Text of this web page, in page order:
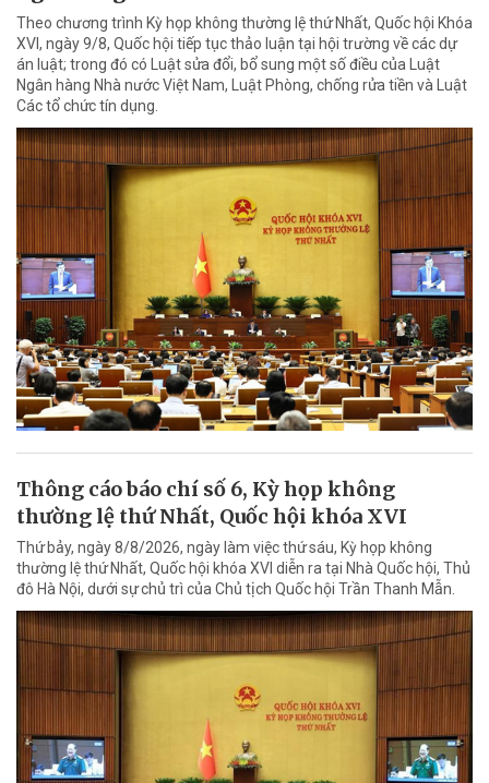
Theo chương trình Kỳ họp không thường lệ thứ Nhất, Quốc hội Khóa
XVI, ngày 9/8, Quốc hội tiếp tục thảo luận tại hội trường về các dự
án luật; trong đó có Luật sửa đổi, bổ sung một số điều của Luật
Ngân hàng Nhà nước Việt Nam, Luật Phòng, chống rửa tiền và Luật
Các tổ chức tín dụng.
Thông cáo báo chí số 6, Kỳ họp không
thường lệ thứ Nhất, Quốc hội khóa XVI
Thứ bảy, ngày 8/8/2026, ngày làm việc thứ sáu, Kỳ họp không
thường lệ thứ Nhất, Quốc hội khóa XVI diễn ra tại Nhà Quốc hội, Thủ
đô Hà Nội, dưới sự chủ trì của Chủ tịch Quốc hội Trần Thanh Mẫn.